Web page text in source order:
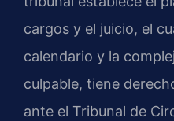
cargos y el juicio, el
calendario y la
culpable, tiene
ante el Tribunal de